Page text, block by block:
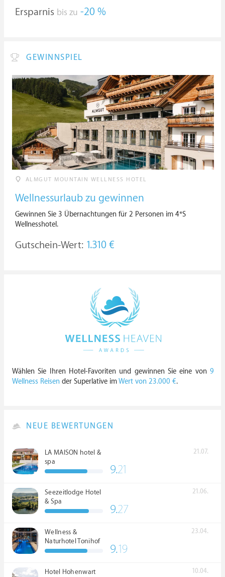
Ersparnis bis zu -20 %
GEWINNSPIEL
ALMGUT MOUNTAIN WELLNESS HOTEL
Wellnessurlaub zu gewinnen
Gewinnen Sie 3 Übernachtungen für 2 Personen im 4*S
Wellnesshotel.
Gutschein-Wert: 1.310 €
Wählen Sie Ihren Hotel-Favoriten und gewinnen Sie eine von 9
Wellness Reisen der Superlative imWert von 23.000 €.
NEUE BEWERTUNGEN
LA MAISON hotel &
spa
21.07.
9.21
Seezeitlodge Hotel
& Spa
21.06.
9.27
Wellness &
Naturhotel Tonihof
****S
23.04.
9.19
Hotel Hohenwart 10.04.